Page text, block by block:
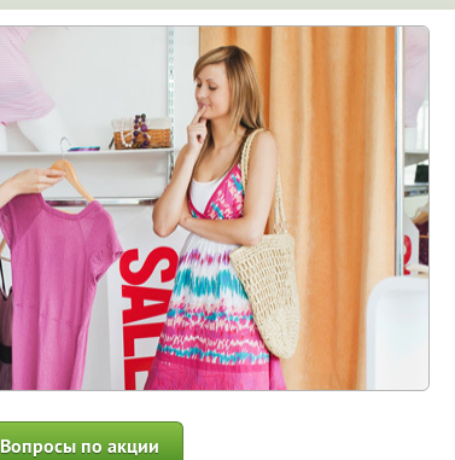
Вопросы по акции